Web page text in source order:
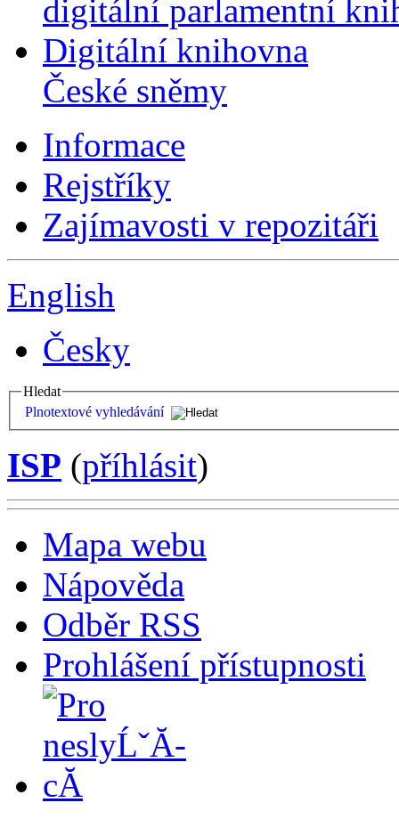
digitální parlamentní
Digitální knihovna
České sněmy
Informace
Rejstříky
Zajímavosti v repozitáři
English
Česky
Hledat
Plnotextové vyhledávání
ISP (příhlásit)
Mapa webu
Nápověda
Odběr RSS
Prohlášení přístupnosti